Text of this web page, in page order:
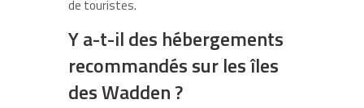
de touristes.
Y a-t-il des hébergements
recommandés sur les îles
des Wadden ?